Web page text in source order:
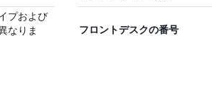
プおよび
なりま
フロントデスクの番号